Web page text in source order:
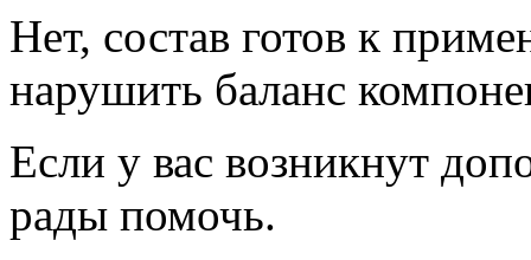
Нет, состав готов к
нарушить баланс
Если у вас возникнут
рады помочь.